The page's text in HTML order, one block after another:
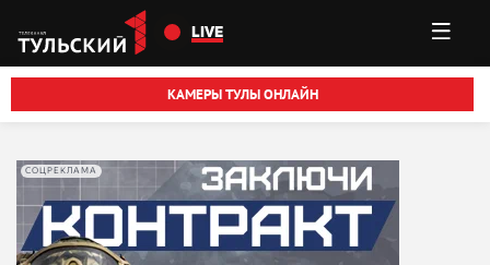
Перейти к основному содержанию
LIVE
КАМЕРЫ ТУЛЫ ОНЛАЙН
СОЦРЕКЛАМА